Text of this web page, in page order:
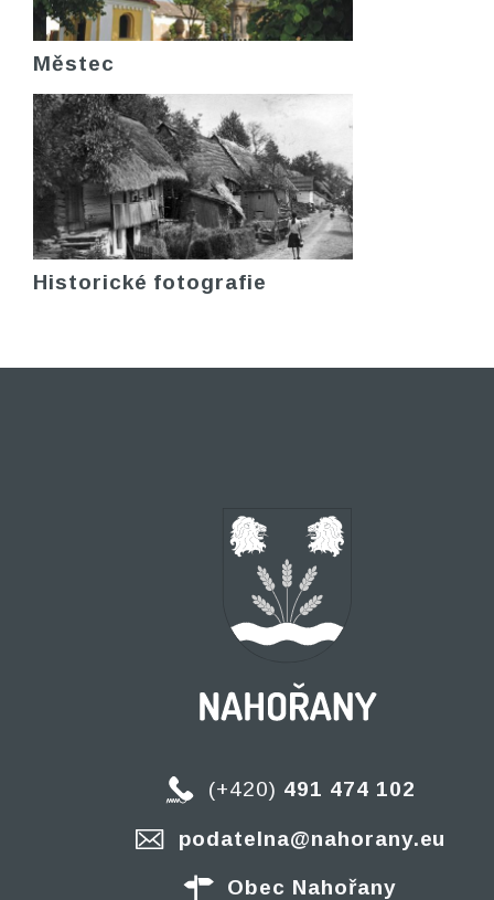
Městec
Historické fotografie
(+420) 491 474 102
podatelna@nahorany.eu
Obec Nahořany